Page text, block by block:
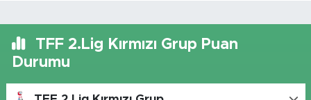
TFF 2.Lig Kırmızı Grup Puan
Durumu